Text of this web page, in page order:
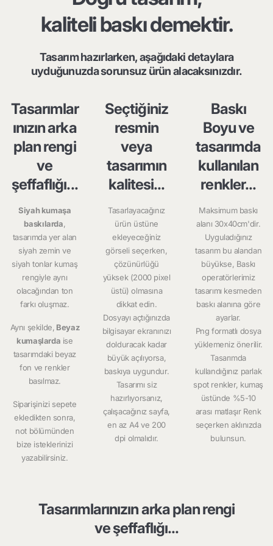
kaliteli baskı demektir.
Tasarım hazırlarken, aşağıdaki detaylara
uyduğunuzda sorunsuz ürün alacaksınızdır.
Tasarımlar
ınızın arka
plan rengi
ve
şeffaflığı...
Siyah kumaşa
baskılarda,
tasarımda yer alan
siyah zemin ve
siyah tonlar kumaş
rengiyle aynı
olacağından ton
farkı oluşmaz.
Aynı şekilde, Beyaz
kumaşlarda ise
tasarımdaki beyaz
fon ve renkler
basılmaz.
Siparişinizi sepete
ekledikten sonra,
not bölümünden
bize isteklerinizi
yazabilirsiniz.
Seçtiğiniz
resmin
veya
tasarımın
kalitesi...
Tasarlayacağınız
ürün üstüne
ekleyeceğiniz
görseli seçerken,
çözünürlüğü
yüksek (2000 pixel
üstü) olmasına
dikkat edin.
Dosyayı açtığınızda
bilgisayar ekranınızı
dolduracak kadar
büyük açılıyorsa,
baskıya uygundur.
Tasarımı siz
hazırlıyorsanız,
çalışacağınız sayfa,
en az A4 ve 200
dpi olmalıdır.
Baskı
Boyu ve
tasarımda
kullanılan
renkler...
Maksimum baskı
alanı 30x40cm'dir.
Uyguladığınız
tasarım bu alandan
büyükse, Baskı
operatörlerimiz
tasarımı kesmeden
baskı alanına göre
ayarlar.
Png formatlı dosya
yüklemeniz önerilir.
Tasarımda
kullandığınız parlak
spot renkler, kumaş
üstünde %5-10
arası matlaşır Renk
seçerken aklınızda
bulunsun.
Tasarımlarınızın arka plan rengi
ve şeffaflığı...